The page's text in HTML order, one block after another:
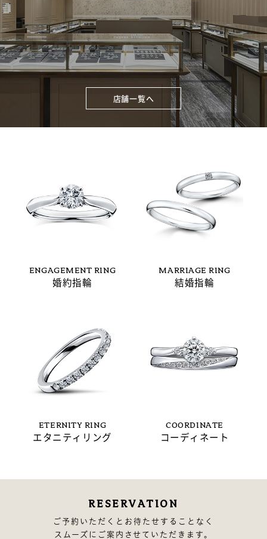
店舗一覧へ
ENGAGEMENT RING
婚約指輪
MARRIAGE RING
結婚指輪
ETERNITY RING
エタニティリング
COORDINATE
コーディネート
RESERVATION
ご予約いただくとお待たせすることなく
スムーズにご案内させていただきます。